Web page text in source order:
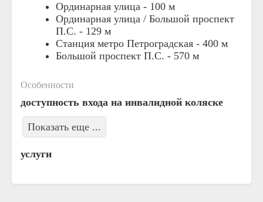
Ординарная улица - 100 м
Ординарная улица / Большой проспект
П.С. - 129 м
Станция метро Петроградская - 400 м
Большой проспект П.С. - 570 м
Особенности
доступность входа на инвалидной коляске
Показать еще ...
услуги